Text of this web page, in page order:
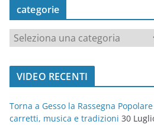
categorie
a
t
o
r
VIDEO RECENTI
Torna a Gesso la Rassegna
carretti, musica e tradizioni 30